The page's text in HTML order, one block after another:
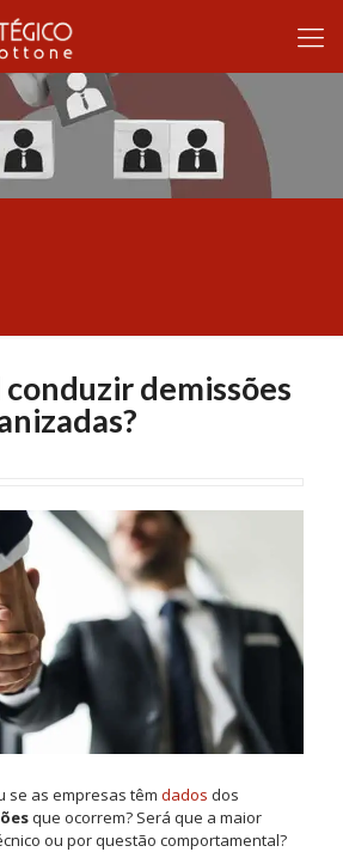
conduzir demissões
se as empresas têm dados dos
que ocorrem? Será que a maior
ou por questão comportamental?